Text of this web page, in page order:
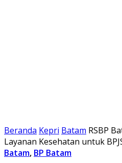
Beranda Kepri Batam RSBP
Layanan Kesehatan untuk
Batam, BP Batam